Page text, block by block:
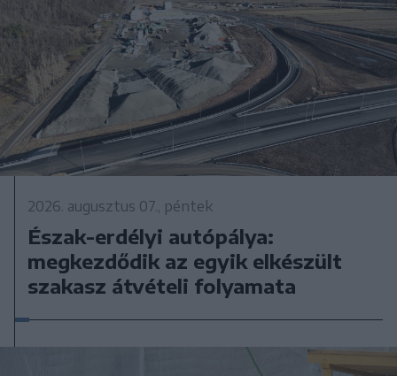
2026. augusztus 07., péntek
Észak-erdélyi autópálya:
megkezdődik az egyik elkészült
szakasz átvételi folyamata